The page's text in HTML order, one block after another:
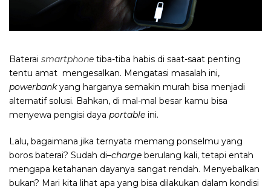
Baterai smartphone tiba-tiba habis di saat-saat penting
tentu amat mengesalkan. Mengatasi masalah ini,
powerbankyang harganya semakin murah bisa menjadi
alternatif solusi. Bahkan, di mal-mal besar kamu bisa
menyewa pengisi daya portable ini.
Lalu, bagaimana jika ternyata memang ponselmu yang
boros baterai? Sudah di–charge berulang kali, tetapi entah
mengapa ketahanan dayanya sangat rendah. Menyebalkan
bukan? Mari kita lihat apa yang bisa dilakukan dalam kondisi